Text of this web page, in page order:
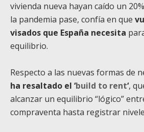
vivienda nueva hayan caído un
la pandemia pase, confía en que
visados que España necesita
equilibrio.
Respecto a las nuevas formas de
ha resaltado el ‘build to rent‘,
alcanzar un equilibrio “lógico”
compraventa hasta registrar